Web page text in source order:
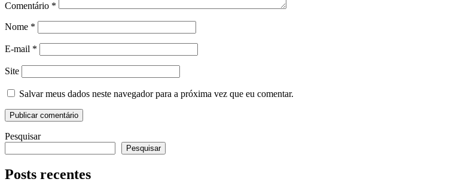
Comentário *
Nome *
E-mail *
Site
Salvar meus dados neste navegador para a próxima vez que eu comentar.
Pesquisar
Pesquisar
Posts recentes